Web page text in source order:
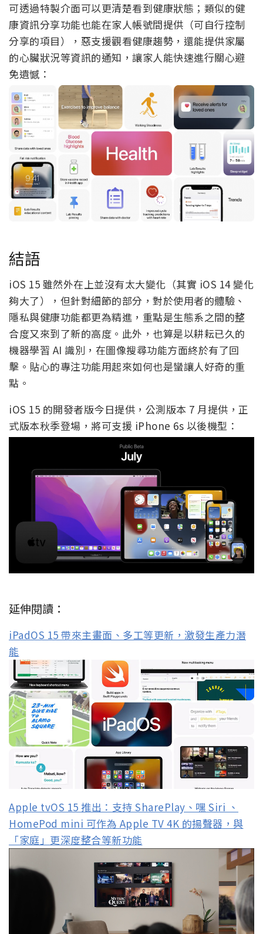
可透過特製介面可以更清楚看到健康狀態；類似的健
康資訊分享功能也能在家人帳號間提供（可自行控制
分享的項目），惡支援觀看健康趨勢，還能提供家屬
的心臟狀況等資訊的通知，讓家人能快速進行關心避
免遺憾：
結語
iOS 15 雖然外在上並沒有太大變化（其實 iOS 14 變化
夠大了），但針對細節的部分，對於使用者的體驗、
隱私與健康功能都更為精進，重點是生態系之間的整
合度又來到了新的高度。此外，也算是以耕耘已久的
機器學習 AI 識別，在圖像搜尋功能方面終於有了回
擊。貼心的專注功能用起來如何也是蠻讓人好奇的重
點。
iOS 15 的開發者版今日提供，公測版本 7 月提供，正
式版本秋季登場，將可支援 iPhone 6s 以後機型：
延伸閱讀：
iPadOS 15 帶來主畫面、多工等更新，激發生產力潛
能
Apple tvOS 15 推出：支持 SharePlay、嘿 Siri 、
HomePod mini 可作為 Apple TV 4K 的揚聲器，與
「家庭」更深度整合等新功能